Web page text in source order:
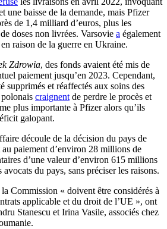
une baisse de la demande, mais Pfizer
de 1,4 milliard d’euros, plus les
doses non livrées. Varsovie a également
en raison de la guerre en Ukraine.
Zdrowia, des fonds avaient été mis de
paiement jusqu’en 2023. Cependant,
supprimés et réaffectés aux soins des
polonais craignent de perdre le procès et
plus importante à Pfizer alors qu’ils
galopant.
découle de la décision du pays de
paiement d’environ 28 millions de
d’une valeur d’environ 615 millions
avocats du pays, sans préciser les raisons.
Commission « doivent être considérés à
applicable et du droit de l’UE », ont
Stanescu et Irina Vasile, associés chez